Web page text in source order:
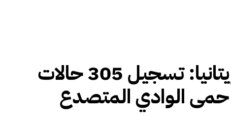
موريتانيا: تسجيل 305 حالات
الوادي المتصدع